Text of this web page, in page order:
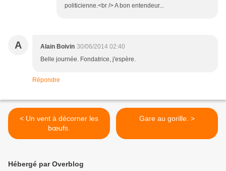
politicienne.<br /> A bon entendeur...
A Alain Boivin 30/06/2014 02:40
Belle journée. Fondatrice, j'espère.
Répondre
< Un vent à décorner les
bœufs.
Gare au gorille. >
Hébergé par Overblog